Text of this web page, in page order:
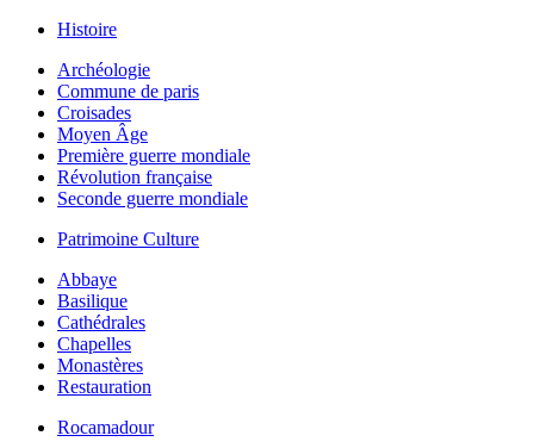
Histoire
Archéologie
Commune de paris
Croisades
Moyen Âge
Première guerre mondiale
Révolution française
Seconde guerre mondiale
Patrimoine Culture
Abbaye
Basilique
Cathédrales
Chapelles
Monastères
Restauration
Rocamadour